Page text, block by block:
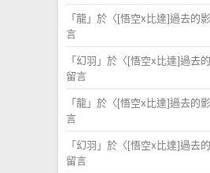
「龍」於〈[悟空x比達]過去的
言
「幻羽 」於〈[悟空x比達]過去
留言
「龍」於〈[悟空x比達]過去的
言
「幻羽 」於〈[悟空x比達]過去
留言